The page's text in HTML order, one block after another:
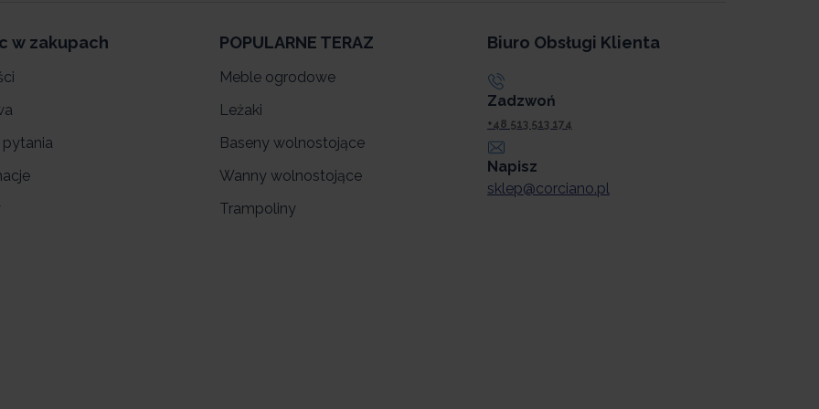
w zakupach POPULARNE TERAZ
Meble ogrodowe
Leżaki
Baseny wolnostojące
Wanny wolnostojące
Trampoliny
Biuro Obsługi Klienta
Zadzwoń
+48 513 513 174
Napisz
sklep@corciano.pl